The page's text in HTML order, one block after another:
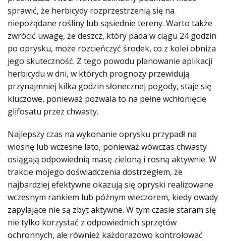
sprawić, że herbicydy rozprzestrzenią się na
niepożądane rośliny lub sąsiednie tereny. Warto także
zwrócić uwagę, że deszcz, który pada w ciągu 24 godzin
po oprysku, może rozcieńczyć środek, co z kolei obniża
jego skuteczność. Z tego powodu planowanie aplikacji
herbicydu w dni, w których prognozy przewidują
przynajmniej kilka godzin słonecznej pogody, staje się
kluczowe, ponieważ pozwala to na pełne wchłonięcie
glifosatu przez chwasty.
Najlepszy czas na wykonanie oprysku przypadł na
wiosnę lub wczesne lato, ponieważ wówczas chwasty
osiągają odpowiednią masę zieloną i rosną aktywnie. W
trakcie mojego doświadczenia dostrzegłem, że
najbardziej efektywne okazują się opryski realizowane
wczesnym rankiem lub późnym wieczorem, kiedy owady
zapylające nie są zbyt aktywne. W tym czasie staram się
nie tylko korzystać z odpowiednich sprzętów
ochronnych, ale również każdorazowo kontrolować